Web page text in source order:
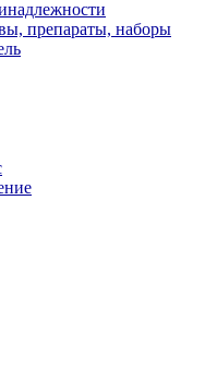
препараты, наборы